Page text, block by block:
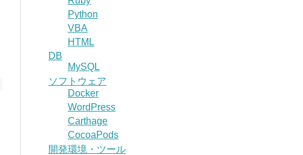
Python
VBA
HTML
DB
MySQL
ソフトウェア
Docker
WordPress
Carthage
CocoaPods
開発環境・ツール